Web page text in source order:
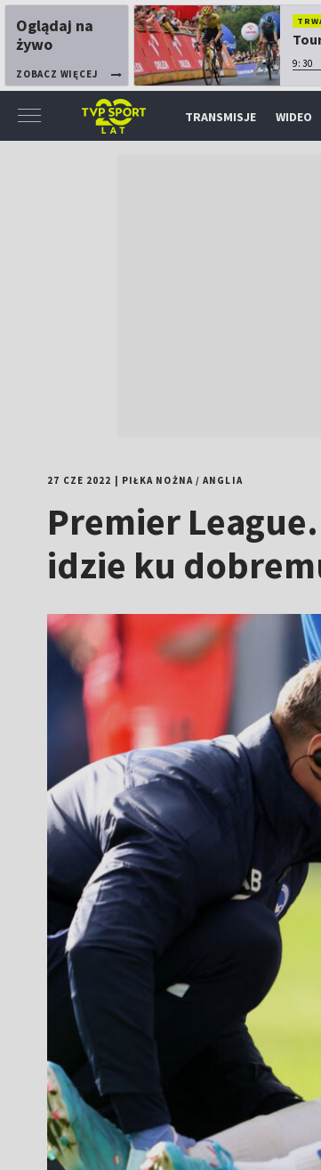
Oglądaj na
żywo
ZOBACZ WIĘCEJ
9:30
TRANSMISJE WIDEO
27 CZE 2022 PIŁKA NOŻNA/ANGLIA
Premier
idzie ku